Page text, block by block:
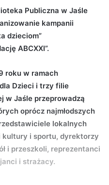
Publiczna w Jaśle
kampanii
dzieciom”
ABCXXI”.
roku w ramach
Dzieci i trzy filie
w Jaśle przeprowadzą
oprócz najmłodszych
lokalnych
i sportu, dyrektorzy
i przeszkoli, reprezentanci
i strażacy.